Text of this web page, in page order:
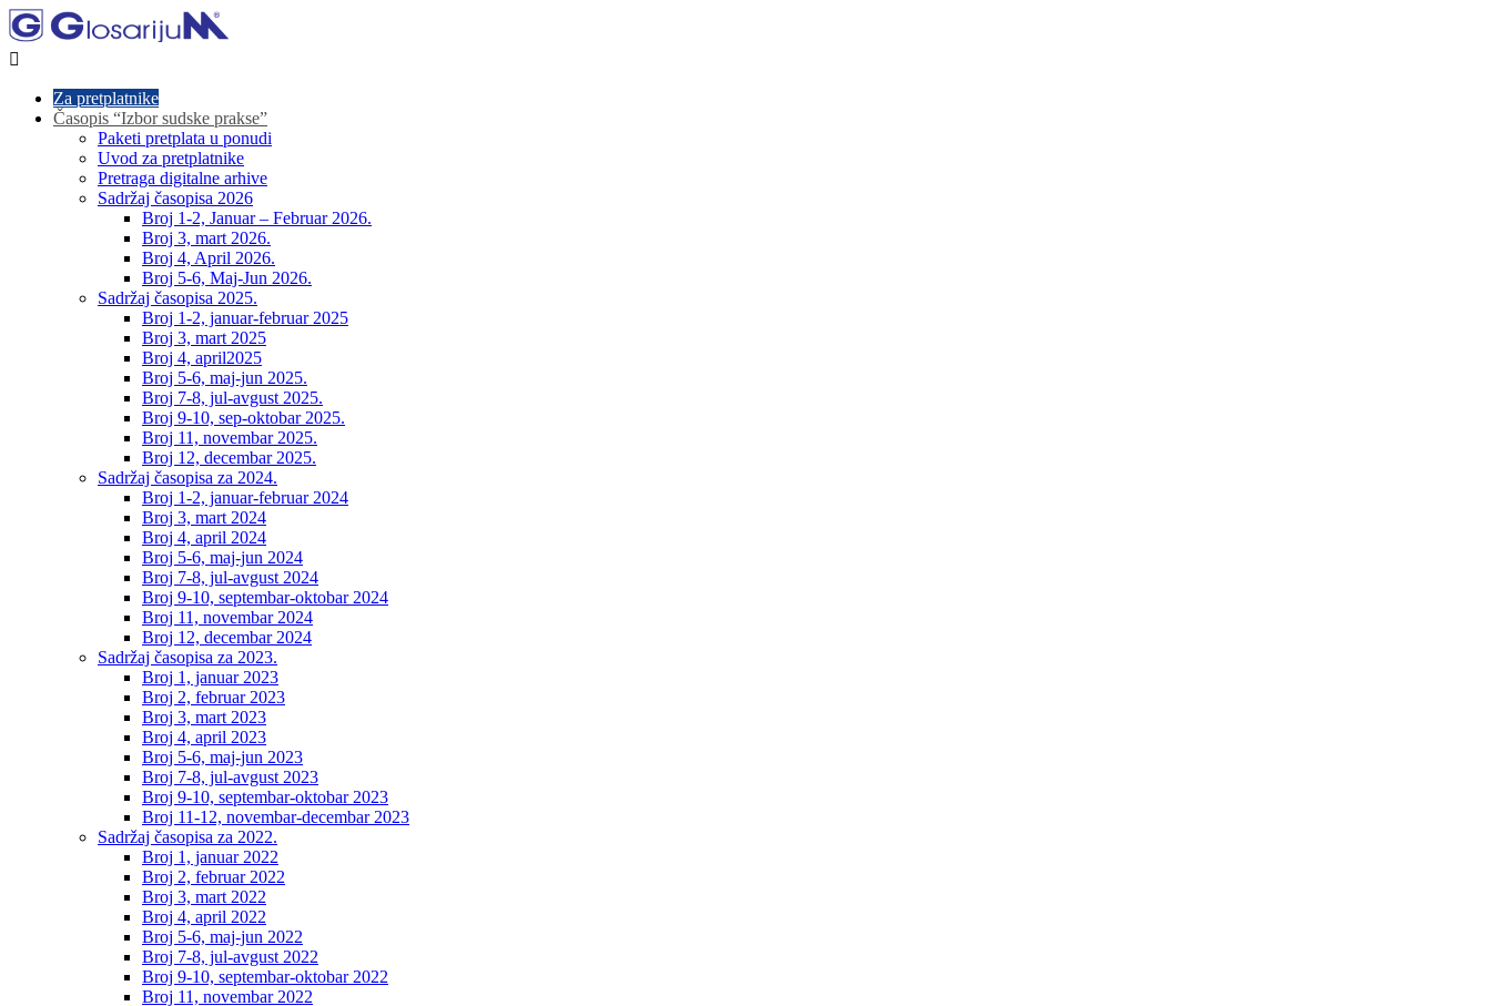

Za pretplatnike
Časopis “Izbor sudske prakse”
Paketi pretplata u ponudi
Uvod za pretplatnike
Pretraga digitalne arhive
Sadržaj časopisa 2026
Broj 1-2, Januar – Februar 2026.
Broj 3, mart 2026.
Broj 4, April 2026.
Broj 5-6, Maj-Jun 2026.
Sadržaj časopisa 2025.
Broj 1-2, januar-februar 2025
Broj 3, mart 2025
Broj 4, april2025
Broj 5-6, maj-jun 2025.
Broj 7-8, jul-avgust 2025.
Broj 9-10, sep-oktobar 2025.
Broj 11, novembar 2025.
Broj 12, decembar 2025.
Sadržaj časopisa za 2024.
Broj 1-2, januar-februar 2024
Broj 3, mart 2024
Broj 4, april 2024
Broj 5-6, maj-jun 2024
Broj 7-8, jul-avgust 2024
Broj 9-10, septembar-oktobar 2024
Broj 11, novembar 2024
Broj 12, decembar 2024
Sadržaj časopisa za 2023.
Broj 1, januar 2023
Broj 2, februar 2023
Broj 3, mart 2023
Broj 4, april 2023
Broj 5-6, maj-jun 2023
Broj 7-8, jul-avgust 2023
Broj 9-10, septembar-oktobar 2023
Broj 11-12, novembar-decembar 2023
Sadržaj časopisa za 2022.
Broj 1, januar 2022
Broj 2, februar 2022
Broj 3, mart 2022
Broj 4, april 2022
Broj 5-6, maj-jun 2022
Broj 7-8, jul-avgust 2022
Broj 9-10, septembar-oktobar 2022
Broj 11, novembar 2022